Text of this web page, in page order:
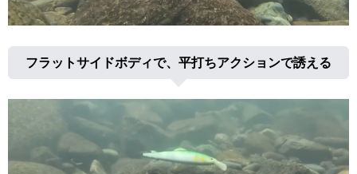
フラットサイドボディで、平打ちアクションで誘える